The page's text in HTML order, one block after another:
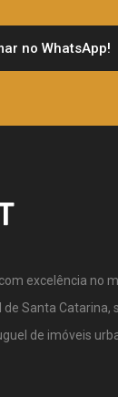
no WhatsApp!
excelência no
Santa Catarina,
de imóveis